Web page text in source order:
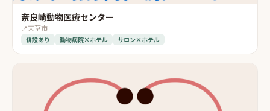
奈良崎動物医療センター
📍天草市
併設あり 動物病院×ホテル サロン×ホテル